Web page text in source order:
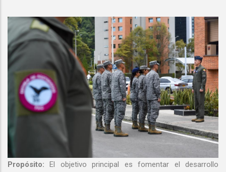
Propósito: El objetivo principal es fomentar el desarrollo